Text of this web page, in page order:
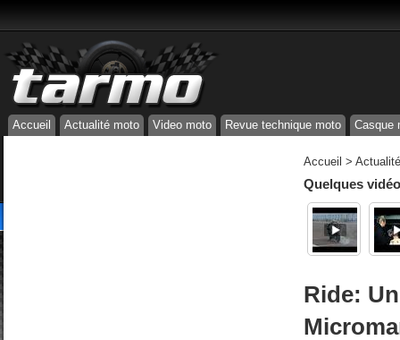
Accueil Actualité moto Video moto Revue technique moto Casque
Accueil >
Quelques
Ride: